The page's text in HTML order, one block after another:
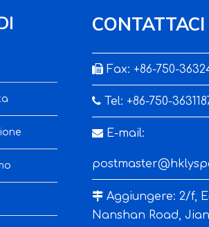
CONTATTACI
 Fax: +86-750-
 Tel: +86-750-
 E-mail:
 Aggiungere: 2/f,
Nanshan Road,